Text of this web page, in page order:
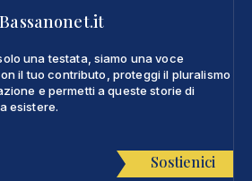
una testata, siamo una voce
il tuo contributo, proteggi il pluralismo
e permetti a queste storie di
esistere.
Sostienici